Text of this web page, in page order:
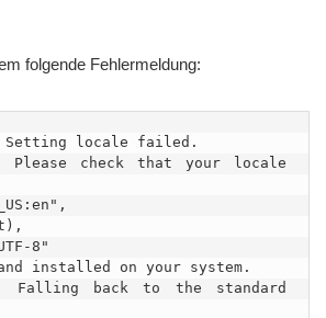
folgende Fehlermeldung:
Setting locale failed.
Please check that your locale
8"
installed on your system.
Falling back to the standard